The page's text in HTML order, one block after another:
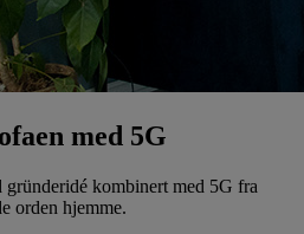
med 5G
kombinert med 5G fra
orden hjemme.